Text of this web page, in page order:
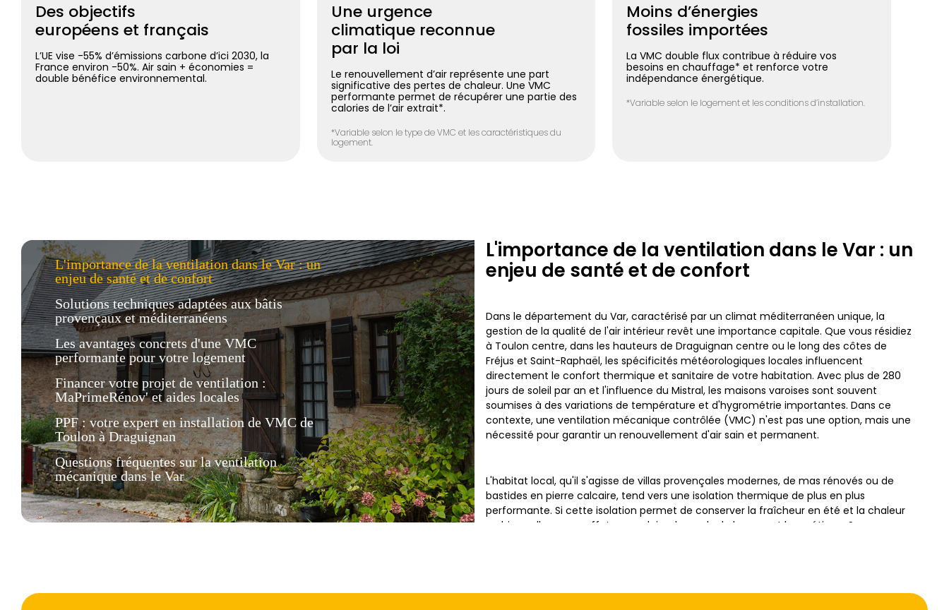
Des objectifs
européens et français
L’UE vise -55% d’émissions carbone d’ici 2030, la
France environ -50%. Air sain + économies =
double bénéfice environnemental.
Une urgence
climatique reconnue
par la loi
Le renouvellement d’air représente une part
significative des pertes de chaleur. Une VMC
performante permet de récupérer une partie des
calories de l’air extrait*.
*Variable selon le type de VMC et les caractéristiques du
logement.
Moins d’énergies
fossiles importées
La VMC double flux contribue à réduire vos
besoins en chauffage* et renforce votre
indépendance énergétique.
*Variable selon le logement et les conditions d’installation.
L'importance de la ventilation dans le Var : un
enjeu de santé et de confort
Solutions techniques adaptées aux bâtis
provençaux et méditerranéens
Les avantages concrets d'une VMC
performante pour votre logement
Financer votre projet de ventilation :
MaPrimeRénov' et aides locales
PPF : votre expert en installation de VMC de
Toulon à Draguignan
Questions fréquentes sur la ventilation
mécanique dans le Var
L'importance de la ventilation dans le Var : un
enjeu de santé et de confort
Dans le département du Var, caractérisé par un climat méditerranéen unique, la
gestion de la qualité de l'air intérieur revêt une importance capitale. Que vous résidiez
à Toulon centre, dans les hauteurs de Draguignan centre ou le long des côtes de
Fréjus et Saint-Raphaël, les spécificités météorologiques locales influencent
directement le confort thermique et sanitaire de votre habitation. Avec plus de 280
jours de soleil par an et l'influence du Mistral, les maisons varoises sont souvent
soumises à des variations de température et d'hygrométrie importantes. Dans ce
contexte, une ventilation mécanique contrôlée (VMC) n'est pas une option, mais une
nécessité pour garantir un renouvellement d'air sain et permanent.
L'habitat local, qu'il s'agisse de villas provençales modernes, de mas rénovés ou de
bastides en pierre calcaire, tend vers une isolation thermique de plus en plus
performante. Si cette isolation permet de conserver la fraîcheur en été et la chaleur
en hiver, elle a pour effet secondaire de rendre le logement hermétique. Sans une